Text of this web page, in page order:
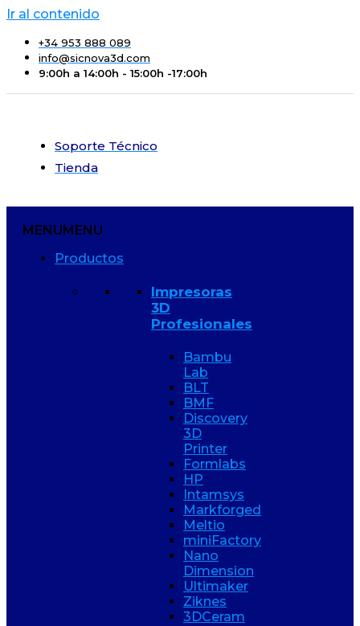
Ir al contenido
+34 953 888 089
info@sicnova3d.com
9:00h a 14:00h - 15:00h -17:00h
Soporte Técnico
Tienda
MENUMENU
Productos
Impresoras
3D
Profesionales
Bambu
Lab
BLT
BMF
Discovery
3D
Printer
Formlabs
HP
Intamsys
Markforged
Meltio
miniFactory
Nano
Dimension
Ultimaker
Ziknes
3DCeram